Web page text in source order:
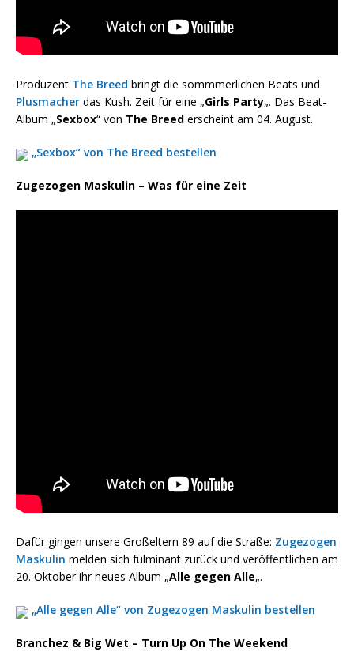
Produzent The Breed bringt die sommmerlichen Beats und
Plusmacher das Kush. Zeit für eine „Girls Party„. Das Beat-
Album „Sexbox“ von The Breed erscheint am 04. August.
„Sexbox“ von The Breed bestellen
Zugezogen Maskulin – Was für eine Zeit
Dafür gingen unsere Großeltern 89 auf die Straße: Zugezogen
Maskulin melden sich fulminant zurück und veröffentlichen am
20. Oktober ihr neues Album „Alle gegen Alle„.
„Alle gegen Alle“ von Zugezogen Maskulin bestellen
Branchez & Big Wet – Turn Up On The Weekend